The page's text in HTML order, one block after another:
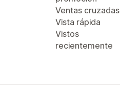
Ventas cruzadas
Vista rápida
Vistos
recientemente